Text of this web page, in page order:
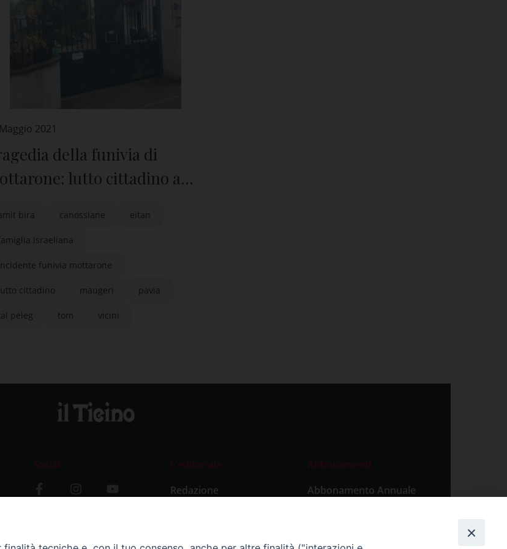
2021
della funivia di
lutto cittadino a
bira canossiane eitan
israeliana
funivia mottarone
cittadino maugeri pavia
peleg tom vicini
Social
L’editoriale
Redazione
Abbonamenti
Abbonamento Annuale